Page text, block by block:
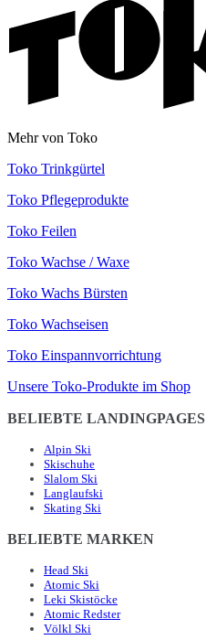
Mehr von Toko
Toko Trinkgürtel
Toko Pflegeprodukte
Toko Feilen
Toko Wachse / Waxe
Toko Wachs Bürsten
Toko Wachseisen
Toko Einspannvorrichtung
Unsere Toko-Produkte im Shop
BELIEBTE LANDINGPAGES
Alpin Ski
Skischuhe
Slalom Ski
Langlaufski
Skating Ski
BELIEBTE MARKEN
Head Ski
Atomic Ski
Leki Skistöcke
Atomic Redster
Völkl Ski